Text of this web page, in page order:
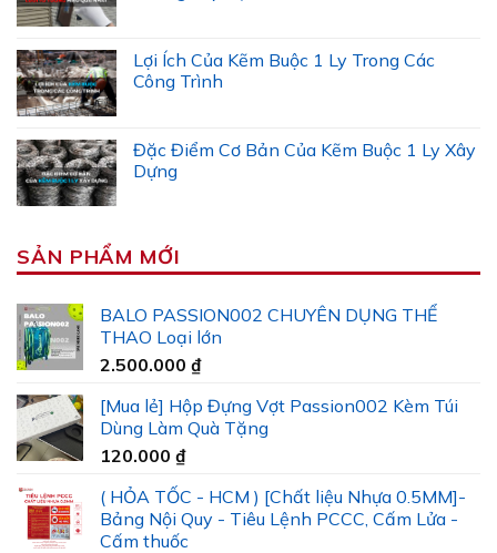
Lợi Ích Của Kẽm Buộc 1 Ly Trong Các
Công Trình
Đặc Điểm Cơ Bản Của Kẽm Buộc 1 Ly Xây
Dựng
SẢN PHẨM MỚI
BALO PASSION002 CHUYÊN DỤNG THỂ
THAO Loại lớn
2.500.000 ₫
[Mua lẻ] Hộp Đựng Vợt Passion002 Kèm Túi
Dùng Làm Quà Tặng
120.000 ₫
( HỎA TỐC - HCM ) [Chất liệu Nhựa 0.5MM]-
Bảng Nội Quy - Tiêu Lệnh PCCC, Cấm Lửa -
Cấm thuốc